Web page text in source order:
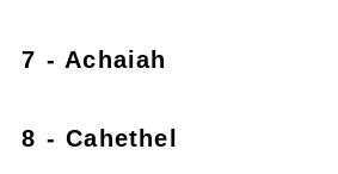
7 - Achaiah
8 - Cahethel